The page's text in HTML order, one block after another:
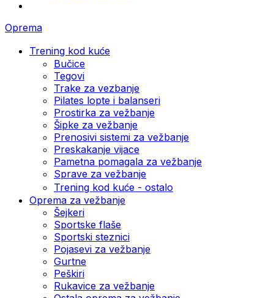
Oprema
Trening kod kuće
Bučice
Tegovi
Trake za vezbanje
Pilates lopte i balanseri
Prostirka za vežbanje
Šipke za vežbanje
Prenosivi sistemi za vežbanje
Preskakanje vijace
Pametna pomagala za vežbanje
Sprave za vežbanje
Trening kod kuće - ostalo
Oprema za vežbanje
Šejkeri
Sportske flaše
Sportski steznici
Pojasevi za vežbanje
Gurtne
Peškiri
Rukavice za vežbanje